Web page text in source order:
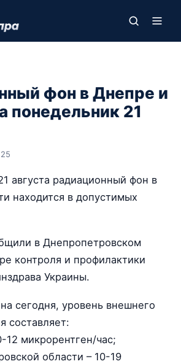
фон в Днепре и
понедельник 21
августа радиационный фон в
находится в допустимых
в Днепропетровском
контроля и профилактики
Украины.
сегодня, уровень внешнего
составляет:
12 микрорентген/час;
области – 10-19